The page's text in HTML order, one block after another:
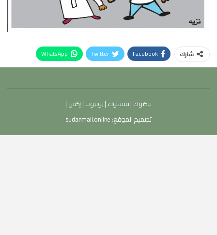
شارك Facebook
Twitter
WhatsApp
تيكتوك |فيسبوك |يوتيوب |إكس |
تصميم الموقع: sudanmail.online